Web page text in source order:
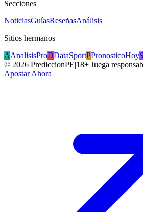
Secciones
NoticiasGuíasReseñasAnálisis
Sitios hermanos
AAnalisisProDDataSportPPronosticoHoy
© 2026 PrediccionPE|18+ Juega
Apostar Ahora